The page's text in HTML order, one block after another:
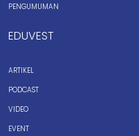
PENGUMUMAN
EDUVEST
ARTIKEL
PODCAST
VIDEO
EVENT